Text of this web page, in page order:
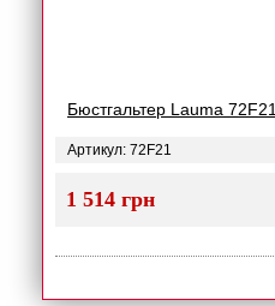
Бюстгальтер Lauma 72F21
Артикул: 72F21
1 514 грн